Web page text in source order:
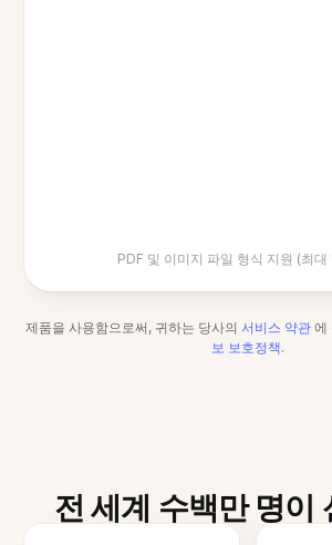
PDF 및 이미지 파일 형식 지원 (최
제품을 사용함으로써, 귀하는 당사의 서비스 약관 에
보 보호정책.
전 세계 수백만 명이